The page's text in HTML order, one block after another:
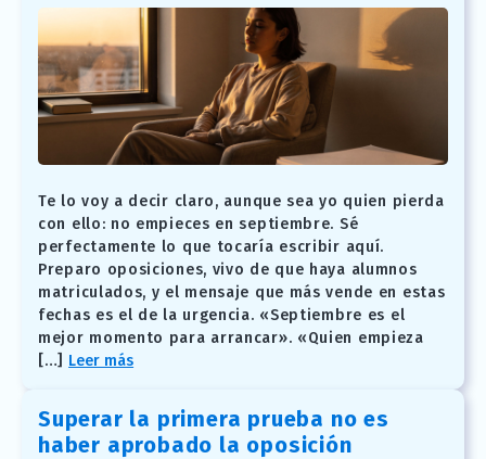
Te lo voy a decir claro, aunque sea yo quien pierda
con ello: no empieces en septiembre. Sé
perfectamente lo que tocaría escribir aquí.
Preparo oposiciones, vivo de que haya alumnos
matriculados, y el mensaje que más vende en estas
fechas es el de la urgencia. «Septiembre es el
mejor momento para arrancar». «Quien empieza
[…] Leer más
Superar la primera prueba no es
haber aprobado la oposición